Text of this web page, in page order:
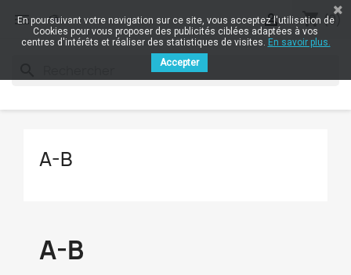
 shopping_cart (0)

A-B
A-B
En poursuivant votre navigation sur ce site, vous acceptez l'utilisation de
Cookies pour vous proposer des publicités ciblées adaptées à vos
centres d'intérêts et réaliser des statistiques de visites. En savoir plus.
Accepter